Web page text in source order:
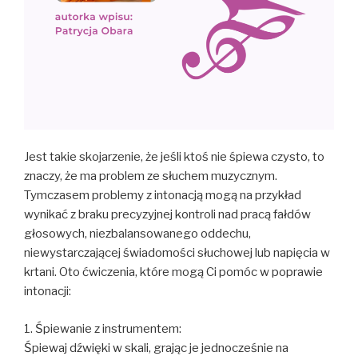
Jest takie skojarzenie, że jeśli ktoś nie śpiewa czysto, to
znaczy, że ma problem ze słuchem muzycznym.
Tymczasem problemy z intonacją mogą na przykład
wynikać z braku precyzyjnej kontroli nad pracą fałdów
głosowych, niezbalansowanego oddechu,
niewystarczającej świadomości słuchowej lub napięcia w
krtani. Oto ćwiczenia, które mogą Ci pomóc w poprawie
intonacji:
1. Śpiewanie z instrumentem:
Śpiewaj dźwięki w skali, grając je jednocześnie na